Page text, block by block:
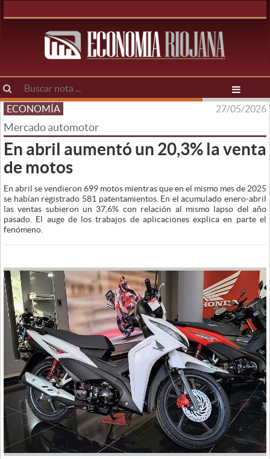
ECONOMÍA 27/05/2026
Mercado automotor
En abril aumentó un 20,3% la venta
de motos
En abril se vendieron 699 motos mientras que en el mismo mes de 2025
se habían registrado 581 patentamientos. En el acumulado enero-abril
las ventas subieron un 37,6% con relación al mismo lapso del año
pasado. El auge de los trabajos de aplicaciones explica en parte el
fenómeno.